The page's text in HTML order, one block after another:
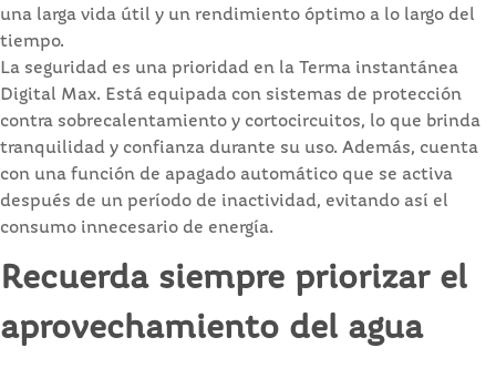
una larga vida útil y un rendimiento óptimo a lo largo del
tiempo.
La seguridad es una prioridad en la Terma instantánea
Digital Max. Está equipada con sistemas de protección
contra sobrecalentamiento y cortocircuitos, lo que brinda
tranquilidad y confianza durante su uso. Además, cuenta
con una función de apagado automático que se activa
después de un período de inactividad, evitando así el
consumo innecesario de energía.
Recuerda siempre priorizar el
aprovechamiento del agua